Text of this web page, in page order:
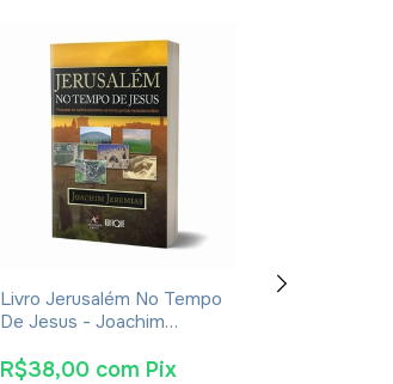
Livro Jerusalém No Tempo
De Jesus - Joachim
2024
R$38,00 com Pix
Livro Manual